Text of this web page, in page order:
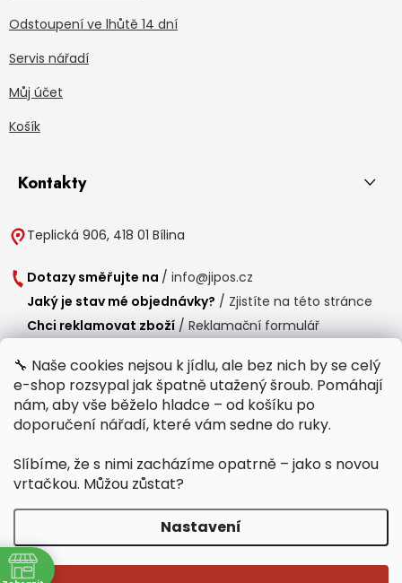
🔧 Naše cookies nejsou k jídlu, ale bez nich by se celý
e-shop rozsypal jak špatně utažený šroub. Pomáhají
nám, aby vše běželo hladce – od košíku po
doporučení nářadí, které vám sedne do ruky.
Slíbíme, že s nimi zacházíme opatrně – jako s novou
vrtačkou. Můžou zůstat?
Nastavení
Odstoupení ve lhůtě 14 dní
Servis nářadí
Můj účet
Košík
Kontakty
Teplická 906, 418 01 Bílina
Dotazy směřujte na / info@jipos.cz
Jaký je stav mé objednávky? / Zjistíte na této stránce
Chci reklamovat zboží / Reklamační formulář
Provozní doba
Po-Čt / 8:00 - 15:00
Polední přestávka /11:00 - 11:30
Copyright 2026Jipos.cz. Všechna práva vyhrazena.Upravit nastavení
cookies